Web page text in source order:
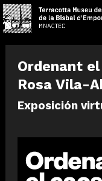
Ordenant
Rosa Vila-
Exposición